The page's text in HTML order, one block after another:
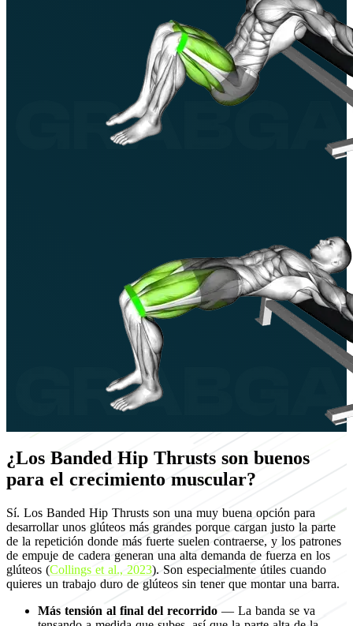
¿Los Banded Hip Thrusts son buenos
para el crecimiento muscular?
Sí. Los Banded Hip Thrusts son una muy buena opción para
desarrollar unos glúteos más grandes porque cargan justo la parte
de la repetición donde más fuerte suelen contraerse, y los patrones
de empuje de cadera generan una alta demanda de fuerza en los
glúteos (Collings et al., 2023). Son especialmente útiles cuando
quieres un trabajo duro de glúteos sin tener que montar una barra.
Más tensión al final del recorrido — La banda se va